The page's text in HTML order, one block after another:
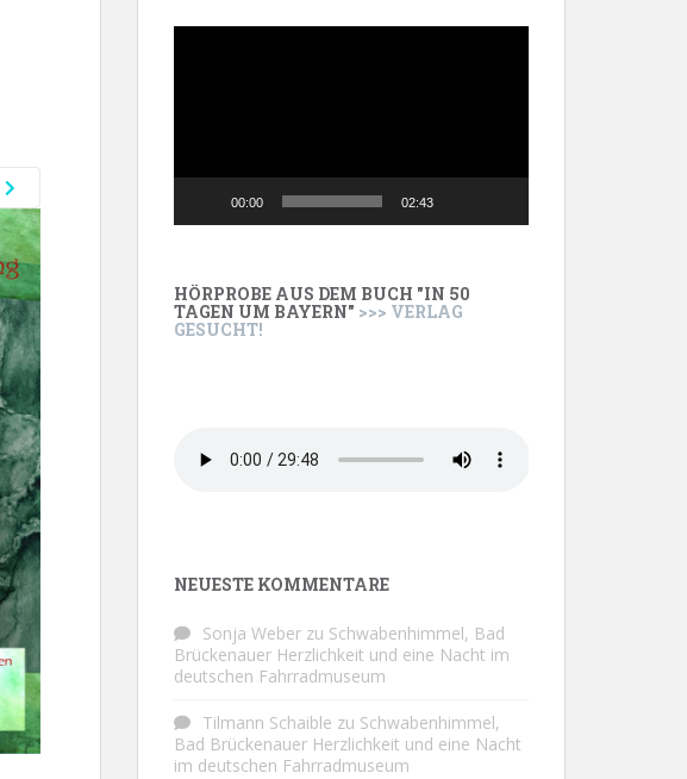
00:00 02:43
HÖRPROBE AUS DEM BUCH "IN 50
TAGEN UM BAYERN" >>> VERLAG
GESUCHT!
NEUESTE KOMMENTARE
Sonja Weber zu Schwabenhimmel, Bad
Brückenauer Herzlichkeit und eine Nacht im
deutschen Fahrradmuseum
Tilmann Schaible zu Schwabenhimmel,
Bad Brückenauer Herzlichkeit und eine Nacht
im deutschen Fahrradmuseum